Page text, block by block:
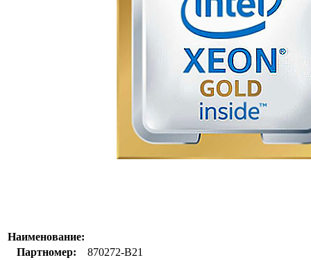
Наименование:
Партномер:
870272-B21